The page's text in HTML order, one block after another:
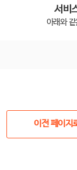
서비
아래와
이전 페이지